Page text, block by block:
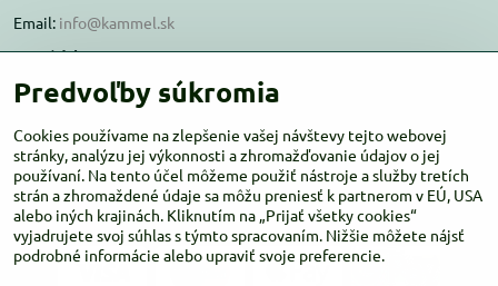
Email: info@kammel.sk
Prevádzka:
Administratívna budova PD Melčice
Otváracie hodiny:PO-ŠT 8:00 - 16:00
PIA-NE Zatvorené
Predvoľby súkromia
Cookies používame na zlepšenie vašej návštevy tejto webovej
stránky, analýzu jej výkonnosti a zhromažďovanie údajov o jej
používaní. Na tento účel môžeme použiť nástroje a služby tretích
strán a zhromaždené údaje sa môžu preniesť k partnerom v EÚ, USA
alebo iných krajinách. Kliknutím na „Prijať všetky cookies“
vyjadrujete svoj súhlas s týmto spracovaním. Nižšie môžete nájsť
podrobné informácie alebo upraviť svoje preferencie.